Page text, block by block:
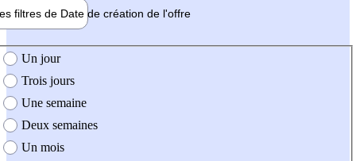
filtres de Date de création de l'offre
création de l'offre
Un jour
Trois jours
Une semaine
Deux semaines
Un mois